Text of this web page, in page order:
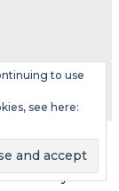
to use
see here: